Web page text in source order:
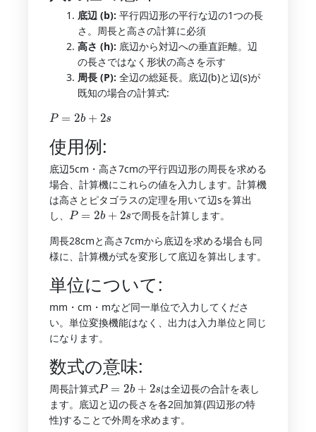
底辺 (b): 平行四辺形の平行な辺の1つの長
さ。周長と高さの計算に必須
高さ (h): 底辺から対辺への垂直距離。辺
の長さではなく形状の高さを示す
周長 (P): 全辺の総延長。底辺(b)と辺(s)が
既知の場合の計算式:
P= b+
使用例:
底辺5cm・高さ7cmの平行四辺形の周長を求める
場合、計算機にこれらの値を入力します。計算機
は高さとピタゴラスの定理を用いて辺sを算出
し、
P=2 b+2s
で周長を計算します。
周長28cmと高さ7cmから底辺を求める場合も同
様に、計算機が式を変形して底辺を算出します。
単位について:
mm・cm・mなど同一単位で入力してくださ
い。単位変換機能はなく、出力は入力単位と同じ
になります。
数式の意味:
周長計算式
P=2 b+
は全辺長の合計を表し
ます。底辺と辺の長さを各2回加算(四辺形の特
性)することで外周を求めます。